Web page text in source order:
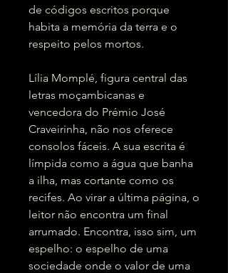
de códigos escritos porque
habita a memória da terra e o
respeito pelos mortos.
Lília Momplé, figura central das
letras moçambicanas e
vencedora do Prémio José
Craveirinha, não nos oferece
consolos fáceis. A sua escrita é
límpida como a água que banha
a ilha, mas cortante como os
recifes. Ao virar a última página, o
leitor não encontra um final
arrumado. Encontra, isso sim, um
espelho: o espelho de uma
sociedade onde o valor de uma